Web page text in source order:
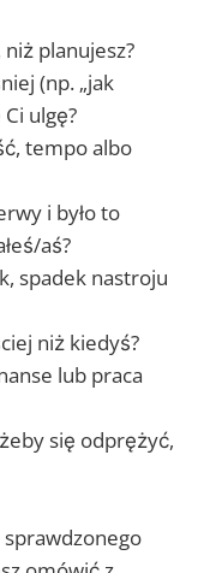
planujesz?
(np. „jak
ulgę?
tempo albo
i było to
aś?
spadek nastroju
niż kiedyś?
lub praca
się odprężyć,